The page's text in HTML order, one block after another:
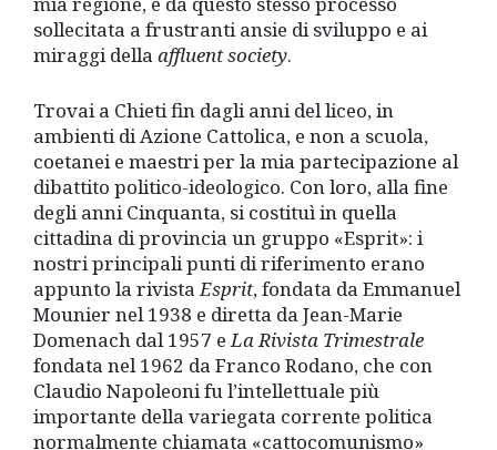
sollecitata a frustranti ansie di sviluppo e ai
miraggi della affluent society.
Trovai a Chieti fin dagli anni del liceo, in
ambienti di Azione Cattolica, e non a scuola,
coetanei e maestri per la mia partecipazione al
dibattito politico-ideologico. Con loro, alla fine
degli anni Cinquanta, si costituì in quella
cittadina di provincia un gruppo «Esprit»: i
nostri principali punti di riferimento erano
appunto la rivistaEsprit, fondata da Emmanuel
Mounier nel 1938 e diretta da Jean-Marie
Domenach dal 1957 eLa Rivista Trimestrale
fondata nel 1962 da Franco Rodano, che con
Claudio Napoleoni fu l’intellettuale più
importante della variegata corrente politica
normalmente chiamata «cattocomunismo»